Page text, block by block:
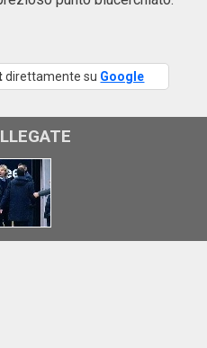
direttamente su Google